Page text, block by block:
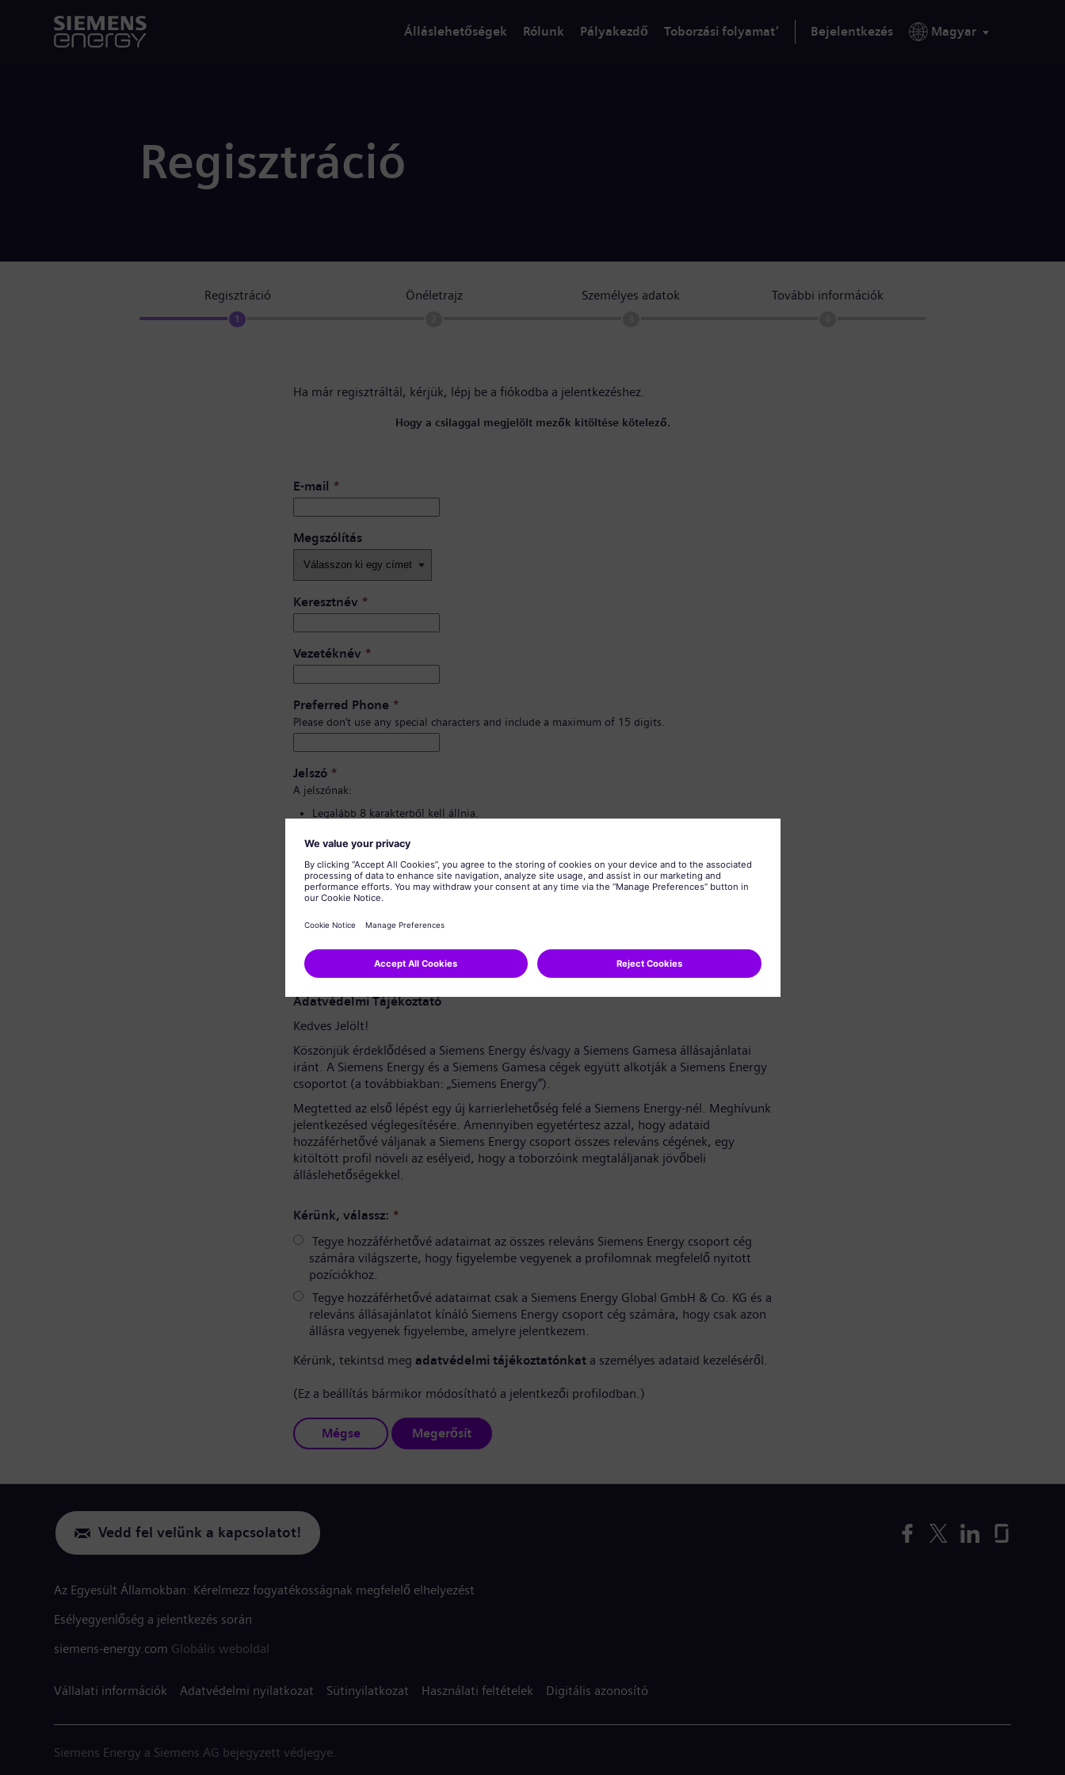
Álláslehetőségek Rólunk Pályakezdő Toborzási folyamat’ Bejelentkezés Magyar
Regisztráció
Regisztráció
1
Önéletrajz Személyes adatok További információk
Ha már regisztráltál, kérjük, lépj be a fiókodba a jelentkezéshez.
Hogy a csilaggal megjelölt mezők kitöltése kötelező.
E-mail *
Megszólítás
Keresztnév *
Vezetéknév *
Preferred Phone *
Please don’t use any special characters and include a maximum of 15 digits.
Jelszó *
A jelszónak:
Legalább 8 karakterből kell állnia.
tartalmaznia.
Nem tartalmazhat személyes adatokat.
Nem tartalmazhat gyakran használt szavakat.
Jelszó megerősítése*
Adatvédelmi Tájékoztató
Kedves Jelölt!
Köszönjük érdeklődésed a Siemens Energy és/vagy a Siemens Gamesa állásajánlatai
iránt. A Siemens Energy és a Siemens Gamesa cégek együtt alkotják a Siemens Energy
csoportot (a továbbiakban: „Siemens Energy”).
Megtetted az első lépést egy új karrierlehetőség felé a Siemens Energy-nél. Meghívunk
jelentkezésed véglegesítésére. Amennyiben egyetértesz azzal, hogy adataid
hozzáférhetővé váljanak a Siemens Energy csoport összes releváns cégének, egy
kitöltött profil növeli az esélyeid, hogy a toborzóink megtaláljanak jövőbeli
álláslehetőségekkel.
Kérünk, válassz: *
Tegye hozzáférhetővé adataimat az összes releváns Siemens Energy csoport cég
számára világszerte, hogy figyelembe vegyenek a profilomnak megfelelő nyitott
pozíciókhoz.
Tegye hozzáférhetővé adataimat csak a Siemens Energy Global GmbH & Co. KG és a
releváns állásajánlatot kínáló Siemens Energy csoport cég számára, hogy csak azon
állásra vegyenek figyelembe, amelyre jelentkezem.
Kérünk, tekintsd meg adatvédelmi tájékoztatónkat a személyes adataid kezeléséről.
(Ez a beállítás bármikor módosítható a jelentkezői profilodban.)
Mégse Megerősít
Vedd fel velünk a kapcsolatot!
Az Egyesült Államokban: Kérelmezz fogyatékosságnak megfelelő elhelyezést
Esélyegyenlőség a jelentkezés során
siemens-energy.com Globális weboldal
Vállalati információk Adatvédelmi nyilatkozat Sütinyilatkozat Használati feltételek Digitális azonosító
Siemens Energy a Siemens AG bejegyzett védjegye.